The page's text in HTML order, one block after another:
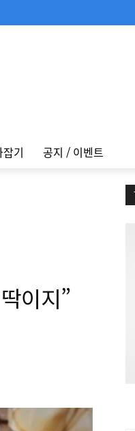
기 공지 / 이벤트
이지”